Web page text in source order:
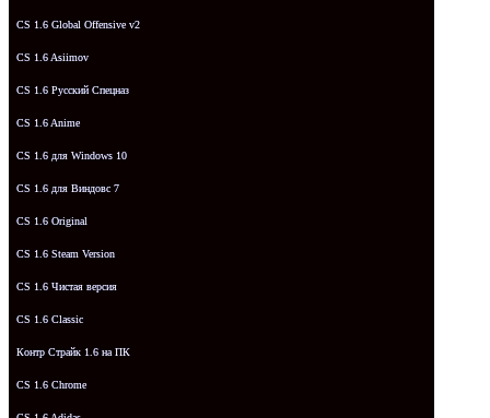
CS 1.6 Global Offensive v2
CS 1.6 Asiimov
CS 1.6 Русский Спецназ
CS 1.6 Anime
CS 1.6 для Windows 10
CS 1.6 для Виндовс 7
CS 1.6 Original
CS 1.6 Steam Version
CS 1.6 Чистая версия
CS 1.6 Classic
Контр Страйк 1.6 на ПК
CS 1.6 Chrome